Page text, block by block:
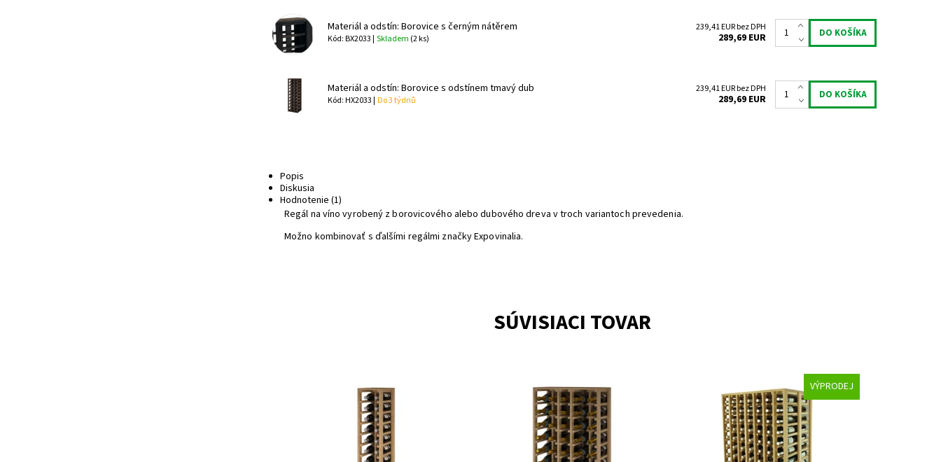
Materiál a odstín: Borovice s černým nátěrem
Kód: BX2033 | Skladem (2 ks)
239,41 EUR bez DPH
289,69 EUR
Materiál a odstín: Borovice s odstínem tmavý dub
Kód: HX2033 | Do 3 týdnů
239,41 EUR bez DPH
289,69 EUR
Popis
Diskusia
Hodnotenie (1)
Regál na víno vyrobený z borovicového alebo dubového dreva v troch variantoch prevedenia.
Možno kombinovať s ďalšími regálmi značky Expovinalia.
SÚVISIACI TOVAR
Drevený regál na uskladnenie vína.
Skladem
EX2032
Expovinalia
Drevený regál na uskladnenie vína.
Dostupnosť:
Do 3 týdnů
EX2062
Expovinalia
VÝPRODEJ
Drevený regál na uskladnenie vína.
Dostupnosť:
Skladem 1
ER2067
Expovinalia